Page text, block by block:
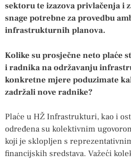
sektoru te izazova privlačenja i
snage potrebne za provedbu
infrastrukturnih planova.
Kolike su prosječne neto plaće
i radnika na održavanju
konkretne mjere poduzimate
zadržali nove radnike?
Plaće u HŽ Infrastrukturi, kao i
određena su kolektivnim
koji je sklopljen s
financijskih sredstava. Važeći